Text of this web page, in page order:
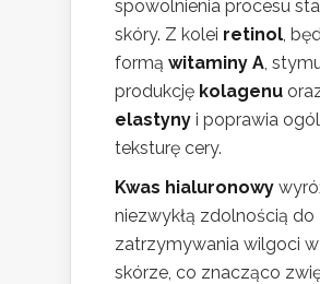
spowolnienia procesu
skóry. Z kolei retinol ,
formą witaminy A ,
produkcję kolagenu
elastyny i poprawia
teksturę cery.
Kwas hialuronowy
niezwykłą zdolnością do
zatrzymywania wilgoci w
skórze, co znacząco